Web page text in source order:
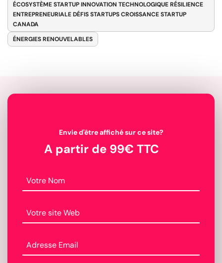
ÉCOSYSTÈME STARTUP INNOVATION TECHNOLOGIQUE RÉSILIENCE
ENTREPRENEURIALE DÉFIS STARTUPS CROISSANCE STARTUP
CANADA
ÉNERGIES RENOUVELABLES
Envie d'être affiché sur ce site?
A partir de 99€ TTC